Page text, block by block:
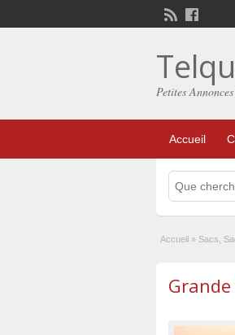
Petites
Accueil
Accueil » Sacs,